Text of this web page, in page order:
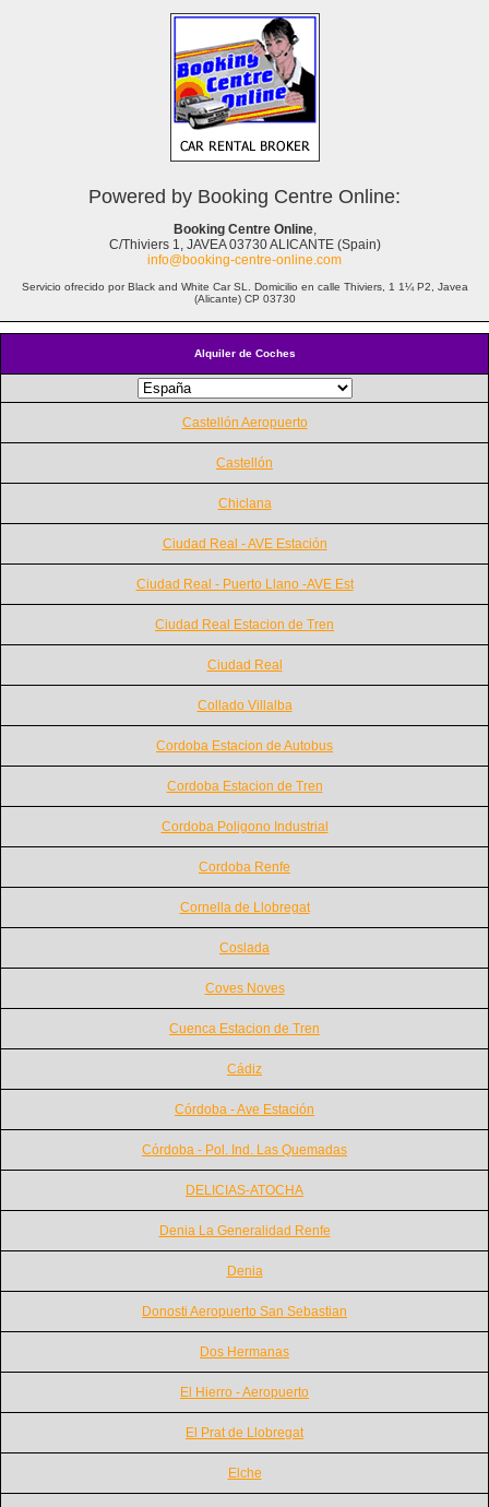
Alquiler de Coches
Castellón Aeropuerto
Castellón
Chiclana
Ciudad Real - AVE Estación
Ciudad Real - Puerto Llano -AVE Est
Ciudad Real Estacion de Tren
Ciudad Real
Collado Villalba
Cordoba Estacion de Autobus
Cordoba Estacion de Tren
Cordoba Poligono Industrial
Cordoba Renfe
Cornella de Llobregat
Coslada
Coves Noves
Cuenca Estacion de Tren
Cádiz
Córdoba - Ave Estación
Córdoba - Pol. Ind. Las Quemadas
DELICIAS-ATOCHA
Denia La Generalidad Renfe
Denia
Donosti Aeropuerto San Sebastian
Dos Hermanas
El Hierro - Aeropuerto
El Prat de Llobregat
Elche
Powered by Booking Centre Online:
Booking Centre Online,
C/Thiviers 1, JAVEA 03730 ALICANTE (Spain)
info@booking-centre-online.com
Servicio ofrecido por Black and White Car SL. Domicilio en calle Thiviers, 1 1¼ P2, Javea
(Alicante) CP 03730